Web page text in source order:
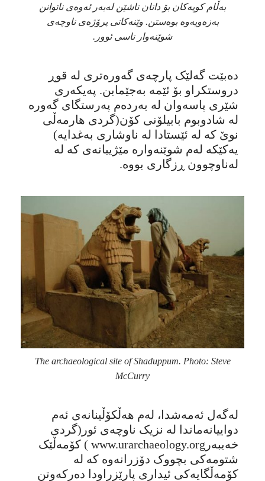
بەڵام کوپەکان بۆ دانان ناشێن لەبەر ئەوەی ناتوانن
بەزەویەوە بوەستن. وێنەکانی پرۆژەی ناوچەی
شوێنەوار ناسی ئوور.
دەبێت گەلێک پارچەی گەورەتری لە قوڕ
دروستکراو بۆ ئێمە بەجێمابن. پەیکەری
شێری پاسەوان لە بەردەم پەرستگای گەورە
لە شادوبوم بابیلۆنی کۆن(گردی هارمەڵی
نوێ کە لە ئێستادا لە ناوشاری بەغدایە)
یەکێکە لەم شوێنەوارە مێژییانەی کە لە
لەناوچوون ڕزگاری بووە.
The archaeological site of Shaduppum. Photo: Steve
McCurry
لەگەل ئەمەشدا، لەم هەڵكۆڵینانەی ئەم
دواییانەماندا لە نزیک ناوچەی ئور(گردی
خەیبەرwww.urarchaeology.org ) کۆمەڵێک
شتومەکی بچووک دۆزرانەوە کە لە
کۆمەڵگایەکی ئیداری پارێزراودا دەرکەوتن